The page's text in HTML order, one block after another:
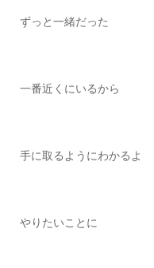
ずっと一緒だった
一番近くにいるから
手に取るようにわかるよ
やりたいことに